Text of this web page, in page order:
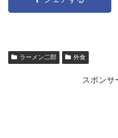
ラーメン二郎 外食
スポンサ